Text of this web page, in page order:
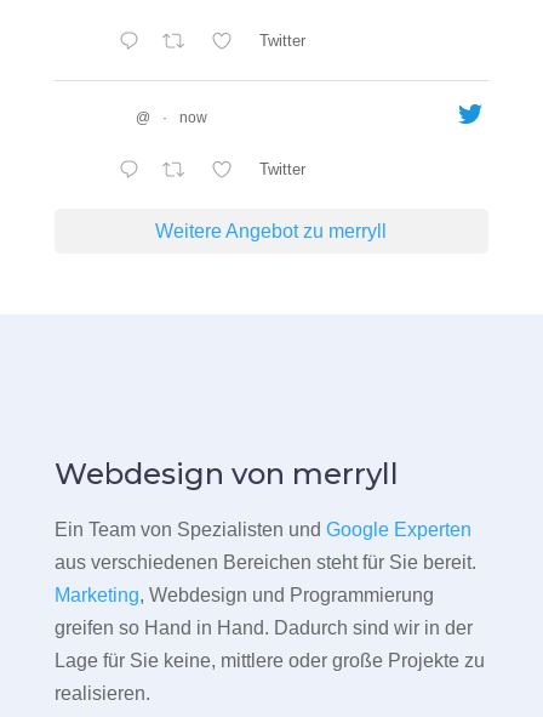
Twitter
@ · now
Twitter
Weitere Angebot zu merryll
Webdesign von merryll
Ein Team von Spezialisten und Google Experten
aus verschiedenen Bereichen steht für Sie bereit.
Marketing, Webdesign und Programmierung
greifen so Hand in Hand. Dadurch sind wir in der
Lage für Sie keine, mittlere oder große Projekte zu
realisieren.